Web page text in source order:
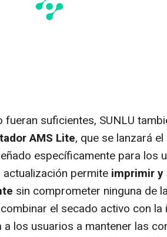
suficientes, SUNLU
AMS Lite, que se lanzará el
específicamente para los
permite imprimir y
sin comprometer ninguna de
el secado activo con la
a los usuarios a mantener las